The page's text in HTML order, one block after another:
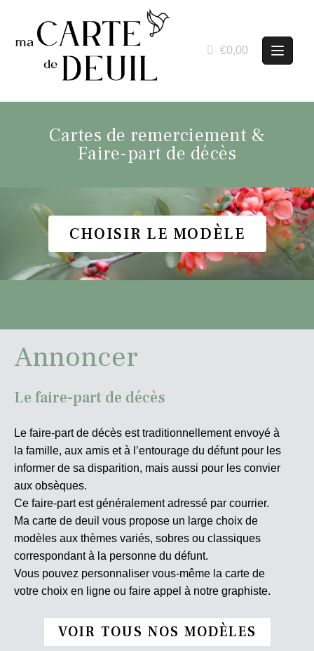
€0,00
Cartes de remerciement &
Faire-part de décès
CHOISIR LE MODÈLE
Annoncer
Le faire-part de décès
Le faire-part de décès est traditionnellement envoyé à
la famille, aux amis et à l’entourage du défunt pour les
informer de sa disparition, mais aussi pour les convier
aux obsèques.
Ce faire-part est généralement adressé par courrier.
Ma carte de deuil vous propose un large choix de
modèles aux thèmes variés, sobres ou classiques
correspondant à la personne du défunt.
Vous pouvez personnaliser vous-même la carte de
votre choix en ligne ou faire appel à notre graphiste.
VOIR TOUS NOS MODÈLES